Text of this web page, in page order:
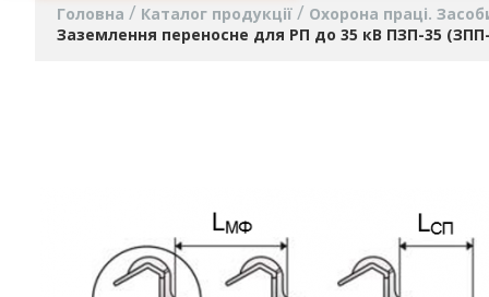
Головна Каталог продукції Охорона праці.
Заземлення переносне для РП до 35 кВ ПЗП-35